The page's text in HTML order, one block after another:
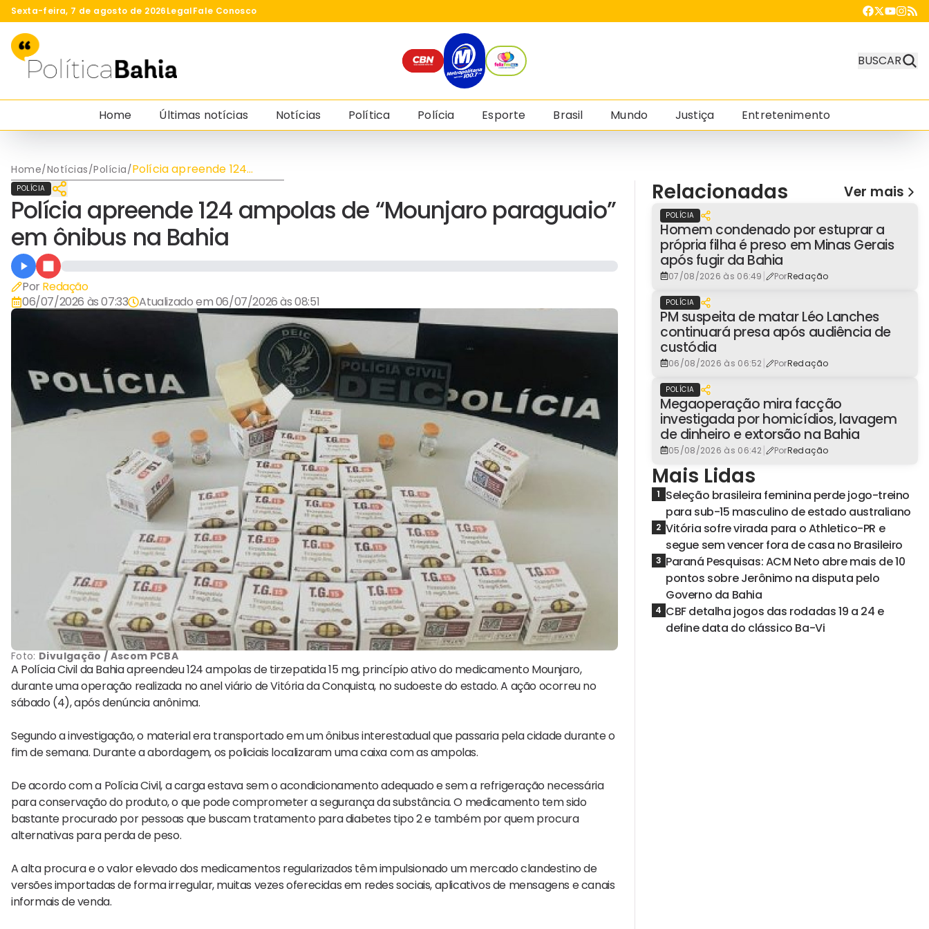
Sexta-feira, 7 de agosto de 2026LegalFale Conosco
BUSCAR
Home Últimas notícias Notícias Política Polícia Esporte Brasil Mundo Justiça Entretenimento
Home/Notícias/Polícia/Polícia apreende 124
ampolas de “Mounjaro
Bahia
POLÍCIA
Polícia apreende 124 ampolas de “Mounjaro paraguaio”
em ônibus na Bahia
Por Redação
06/07/2026 às 07:33
Atualizado em06/07/2026 às 08:51
Foto: Divulgação / Ascom PCBA
A Polícia Civil da Bahia apreendeu 124 ampolas de tirzepatida 15 mg, princípio ativo do medicamento Mounjaro,
durante uma operação realizada no anel viário de Vitória da Conquista, no sudoeste do estado. A ação ocorreu no
sábado (4), após denúncia anônima.
Segundo a investigação, o material era transportado em um ônibus interestadual que passaria pela cidade durante o
fim de semana. Durante a abordagem, os policiais localizaram uma caixa com as ampolas.
De acordo com a Polícia Civil, a carga estava sem o acondicionamento adequado e sem a refrigeração necessária
para conservação do produto, o que pode comprometer a segurança da substância. O medicamento tem sido
bastante procurado por pessoas que buscam tratamento para diabetes tipo 2 e também por quem procura
alternativas para perda de peso.
A alta procura e o valor elevado dos medicamentos regularizados têm impulsionado um mercado clandestino de
versões importadas de forma irregular, muitas vezes oferecidas em redes sociais, aplicativos de mensagens e canais
informais de venda.
Relacionadas Ver mais
POLÍCIA
Homem condenado por estuprar a
própria filha é preso em Minas Gerais
após fugir da Bahia
07/08/2026 às 06:49 | PorRedação
POLÍCIA
PM suspeita de matar Léo Lanches
continuará presa após audiência de
custódia
06/08/2026 às 06:52| PorRedação
POLÍCIA
Megaoperação mira facção
investigada por homicídios, lavagem
de dinheiro e extorsão na Bahia
05/08/2026 às 06:42| PorRedação
Mais Lidas
1 Seleção brasileira feminina perde jogo-treino
para sub-15 masculino de estado australiano
2 Vitória sofre virada para o Athletico-PR e
segue sem vencer fora de casa no Brasileiro
3 Paraná Pesquisas: ACM Neto abre mais de 10
pontos sobre Jerônimo na disputa pelo
Governo da Bahia
4 CBF detalha jogos das rodadas 19 a 24 e
define data do clássico Ba-Vi